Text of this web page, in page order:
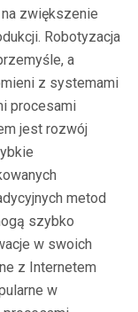
zwiększenie
Robotyzacja
a
z systemami
procesami
jest rozwój
metod
szybko
w swoich
z Internetem
w